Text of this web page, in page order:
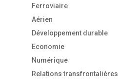
Ferroviaire
Aérien
Développement durable
Economie
Numérique
Relations transfrontalières